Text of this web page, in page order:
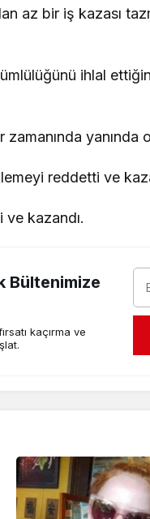
az bir iş kazası
ihlal
yanında
reddetti ve
kazandı.
Bültenimize
kaçırma ve